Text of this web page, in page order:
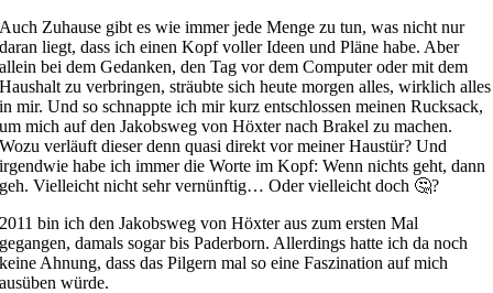
Auch Zuhause gibt es wie immer jede Menge zu tun, was nicht nur
daran liegt, dass ich einen Kopf voller Ideen und Pläne habe. Aber
allein bei dem Gedanken, den Tag vor dem Computer oder mit dem
Haushalt zu verbringen, sträubte sich heute morgen alles, wirklich alles
in mir. Und so schnappte ich mir kurz entschlossen meinen Rucksack,
um mich auf den Jakobsweg von Höxter nach Brakel zu machen.
Wozu verläuft dieser denn quasi direkt vor meiner Haustür? Und
irgendwie habe ich immer die Worte im Kopf: Wenn nichts geht, dann
geh. Vielleicht nicht sehr vernünftig… Oder vielleicht doch 🤔?
2011 bin ich den Jakobsweg von Höxter aus zum ersten Mal
gegangen, damals sogar bis Paderborn. Allerdings hatte ich da noch
keine Ahnung, dass das Pilgern mal so eine Faszination auf mich
ausüben würde.